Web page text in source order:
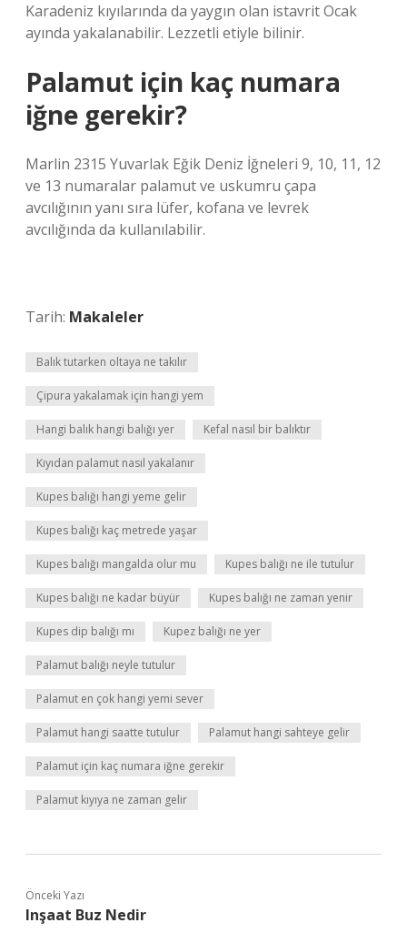
Karadeniz kıyılarında da yaygın olan istavrit Ocak
ayında yakalanabilir. Lezzetli etiyle bilinir.
Palamut için kaç numara
iğne gerekir?
Marlin 2315 Yuvarlak Eğik Deniz İğneleri 9, 10, 11, 12
ve 13 numaralar palamut ve uskumru çapa
avcılığının yanı sıra lüfer, kofana ve levrek
avcılığında da kullanılabilir.
Tarih: Makaleler
Balık tutarken oltaya ne takılır
Çipura yakalamak için hangi yem
Hangi balık hangi balığı yer Kefal nasıl bir balıktır
Kıyıdan palamut nasıl yakalanır
Kupes balığı hangi yeme gelir
Kupes balığı kaç metrede yaşar
Kupes balığı mangalda olur mu Kupes balığı ne ile tutulur
Kupes balığı ne kadar büyür Kupes balığı ne zaman yenir
Kupes dip balığı mı Kupez balığı ne yer
Palamut balığı neyle tutulur
Palamut en çok hangi yemi sever
Palamut hangi saatte tutulur Palamut hangi sahteye gelir
Palamut için kaç numara iğne gerekir
Palamut kıyıya ne zaman gelir
Önceki Yazı
Inşaat Buz Nedir